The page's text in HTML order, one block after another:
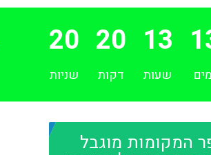
13
שעות
20
דקות
19
שניות
המקומות מוגבל